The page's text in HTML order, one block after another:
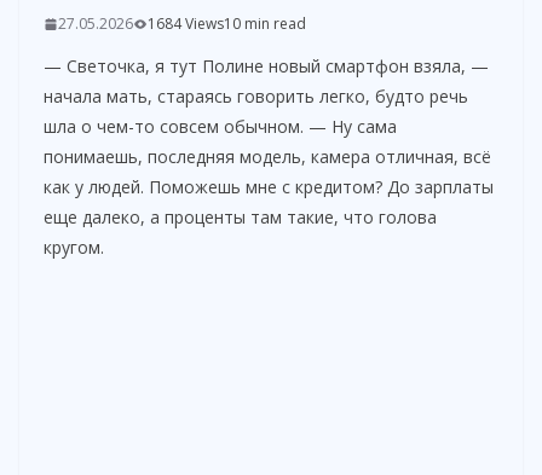
27.05.2026 1684 Views10 min read
— Светочка, я тут Полине новый смартфон взяла, —
начала мать, стараясь говорить легко, будто речь
шла о чем-то совсем обычном. — Ну сама
понимаешь, последняя модель, камера отличная, всё
как у людей. Поможешь мне с кредитом? До зарплаты
еще далеко, а проценты там такие, что голова
кругом.